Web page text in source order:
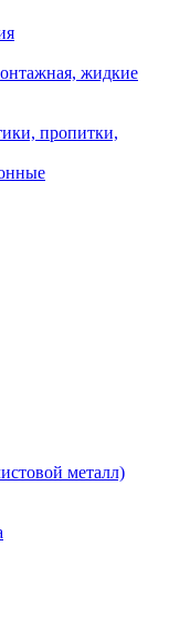
жидкие
пропитки,
металл)